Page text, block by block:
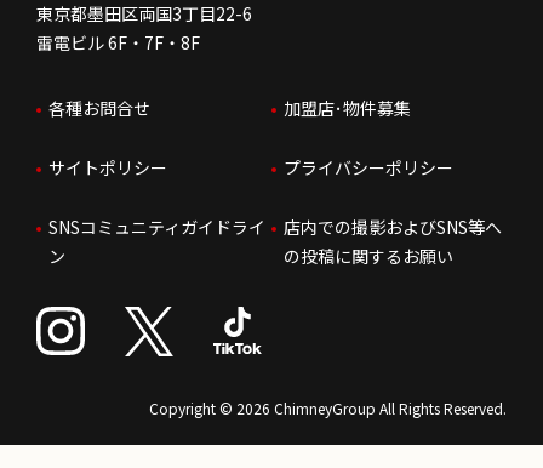
株価情報
IRお問合せ
はたらく環境
人財育成
サステナビリティ
東京都墨田区両国3丁目22-6
雷電ビル 6F・7F・8F
各種お問合せ 加盟店･物件募集
サイトポリシー プライバシーポリシー
SNSコミュニティガイドライ
ン
店内での撮影およびSNS等へ
の投稿に関するお願い
Copyright © 2026 ChimneyGroup All Rights Reserved.